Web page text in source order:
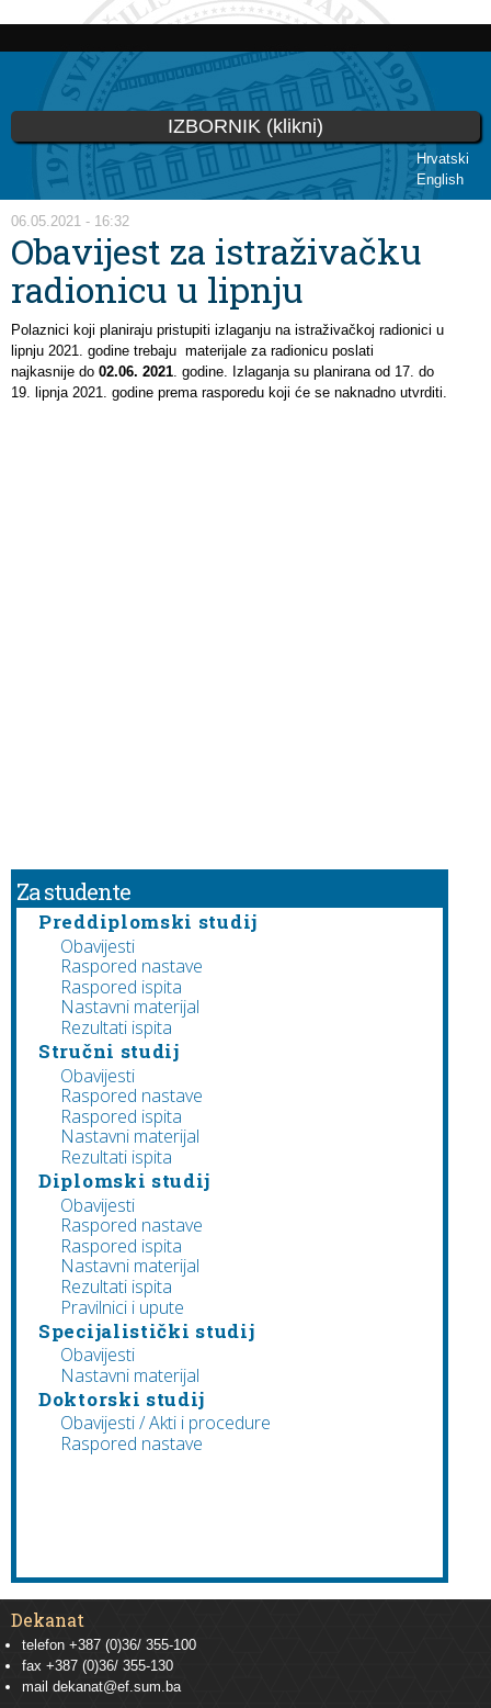
Skoči
glavni
sadržaj
Hrvatski
English
IZBORNIK (klikni)
Vi ste ovdje
06.05.2021 - 16:32
Obavijest za istraživačku
radionicu u lipnju
Polaznici koji planiraju pristupiti izlaganju na istraživačkoj radionici u
lipnju 2021. godine trebaju materijale za radionicu poslati
najkasnije do 02.06. 2021. godine. Izlaganja su planirana od 17. do
19. lipnja 2021. godine prema rasporedu koji će se naknadno utvrditi.
Za studente
Preddiplomski studij
Obavijesti
Raspored nastave
Raspored ispita
Nastavni materijal
Rezultati ispita
Stručni studij
Obavijesti
Raspored nastave
Raspored ispita
Nastavni materijal
Rezultati ispita
Diplomski studij
Obavijesti
Raspored nastave
Raspored ispita
Nastavni materijal
Rezultati ispita
Pravilnici i upute
Specijalistički studij
Obavijesti
Nastavni materijal
Doktorski studij
Obavijesti / Akti i procedure
Raspored nastave
Dekanat
telefon +387 (0)36/ 355-100
fax +387 (0)36/ 355-130
mail dekanat@ef.sum.ba